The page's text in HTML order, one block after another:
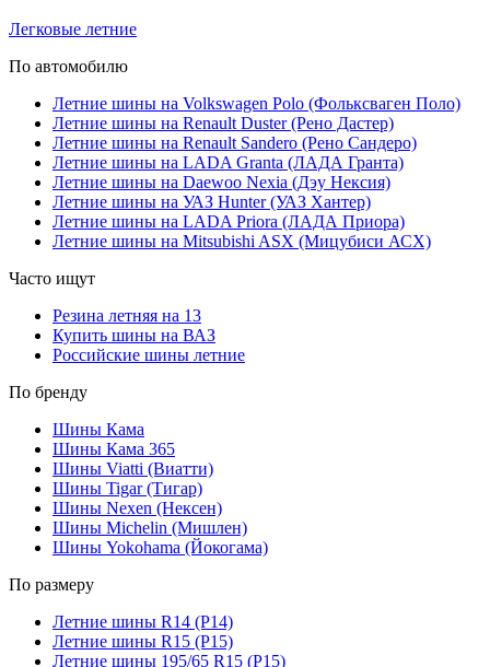
Легковые летние
По автомобилю
Летние шины на Volkswagen Polo (Фольксваген Поло)
Летние шины на Renault Duster (Рено Дастер)
Летние шины на Renault Sandero (Рено Сандеро)
Летние шины на LADA Granta (ЛАДА Гранта)
Летние шины на Daewoo Nexia (Дэу Нексия)
Летние шины на УАЗ Hunter (УАЗ Хантер)
Летние шины на LADA Priora (ЛАДА Приора)
Летние шины на Mitsubishi ASX (Мицубиси АСХ)
Часто ищут
Резина летняя на 13
Купить шины на ВАЗ
Российские шины летние
По бренду
Шины Кама
Шины Кама 365
Шины Viatti (Виатти)
Шины Tigar (Тигар)
Шины Nexen (Нексен)
Шины Michelin (Мишлен)
Шины Yokohama (Йокогама)
По размеру
Летние шины R14 (Р14)
Летние шины R15 (Р15)
Летние шины 195/65 R15 (Р15)